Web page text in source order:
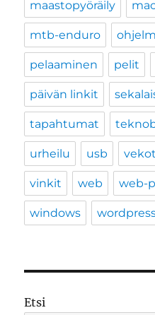
maastopyöräily
mtb-enduro
pelaaminen pelit
päivän linkit
tapahtumat
urheilu usb
vinkit web web-
windows
Etsi